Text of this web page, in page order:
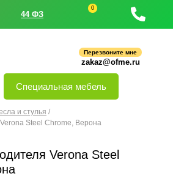
44 ФЗ
0
Перезвоните мне
zakaz@ofme.ru
Специальная мебель
и стулья /
Steel Chrome, Верона
Verona Steel